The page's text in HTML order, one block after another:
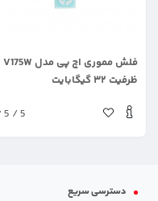
فلش مموری اچ پی مدل V175W
ظرفیت ۳۲ گیگابایت
5 / 5
دسترسی سریع